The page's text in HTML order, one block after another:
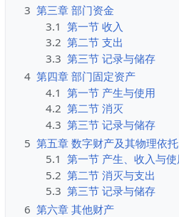
3 第三章 部门资金
3.1 第一节 收入
3.2 第二节 支出
3.3 第三节 记录与储存
4 第四章 部门固定资产
4.1 第一节 产生与使用
4.2 第二节 消灭
4.3 第三节 记录与储存
5 第五章 数字财产及其物理依托
5.1 第一节 产生、收入与使
5.2 第二节 消灭与支出
5.3 第三节 记录与储存
6 第六章 其他财产